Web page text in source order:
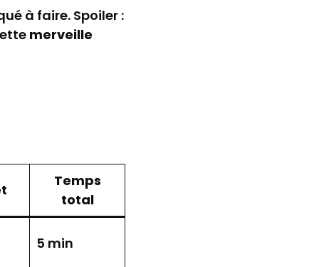
à faire. Spoiler :
merveille
Temps
total
5 min